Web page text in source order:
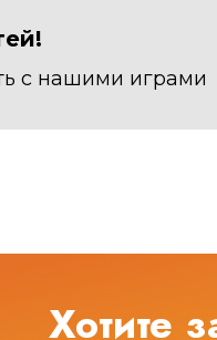
с нашими играми
Хотите